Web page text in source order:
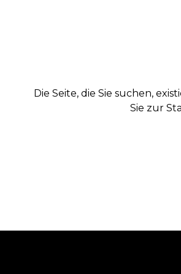
Die Seite, die Sie suchen,
Sie zur